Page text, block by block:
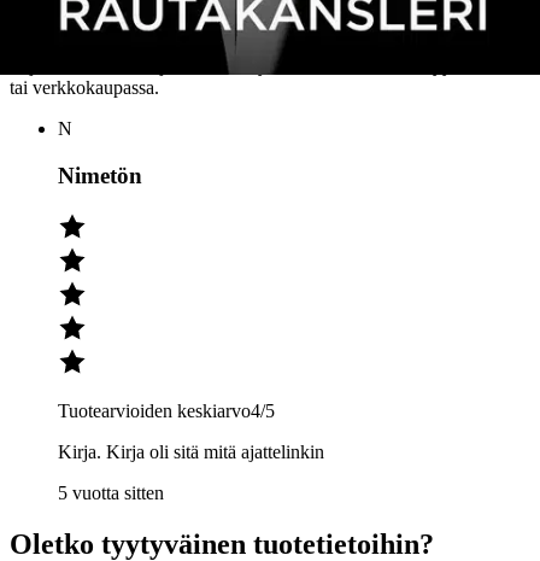
Julkaisemme tuotearvioita vain varmistetuista ostoksista. Niitä voivat
kirjoittaa asiakkaat, jotka ovat käyttäneet S-Etukorttia myymälässä
tai verkkokaupassa.
N
Nimetön
Tuotearvioiden keskiarvo4/5
Kirja. Kirja oli sitä mitä ajattelinkin
5 vuotta sitten
Oletko tyytyväinen tuotetietoihin?